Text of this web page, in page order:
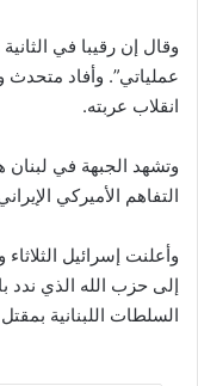
وقال إن رقيبا في
عملياتي”. وأفاد
انقلاب عربته.
وتشهد الجبهة في
التفاهم الأميركي
وأعلنت إسرائيل
إلى حزب الله الذي ندد
السلطات اللبنانية